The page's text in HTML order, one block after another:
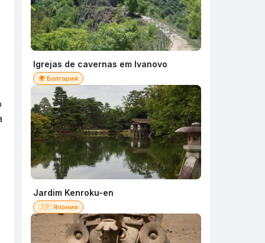
Igrejas de cavernas em Ivanovo
🌍 Болгария
Jardim Kenroku-en
🇯🇵 Япония